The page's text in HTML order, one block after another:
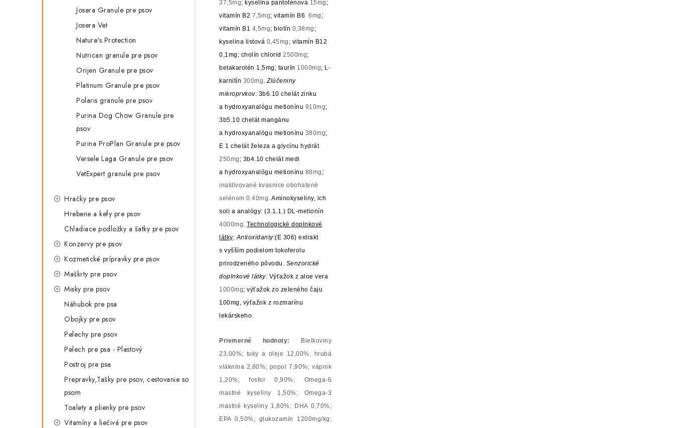
Josera Granule pre psov
Josera Vet
Nature's Protection
Nutrican granule pre psov
Orijen Granule pre psov
Platinum Granule pre psov
Polaris granule pre psov
Purina Dog Chow Granule pre
psov
Purina ProPlan Granule pre psov
Versele Laga Granule pre psov
VetExpert granule pre psov
Hračky pre psov
Hrebene a kefy pre psov
Chladiace podložky a šatky pre psov
Konzervy pre psov
Kozmetické prípravky pre psov
Maškrty pre psov
Misky pre psov
Náhubok pre psa
Obojky pre psov
Pelechy pre psov
Pelech pre psa - Plastový
Postroj pre psa
Prepravky,Tašky pre psov, cestovanie so
psom
Toalety a plienky pre psov
Vitamíny a liečivá pre psov
37,5mg; kyselina pantoténová 15mg ;
vitamín B2 7,5mg; vitamín B6 6mg ;
vitamín B1 4,5mg; biotín 0,38mg ;
kyselina listová 0,45mg ; vitamín B12
0,1mg; cholín chlorid 2500mg;
betakarotén 1,5mg; taurín 1000mg; L-
karnitín 300mg.Zlúčeniny
mikroprvkov: 3b6.10 chelát zinku
a hydroxyanalógu metionínu 910mg;
3b5.10 chelát mangánu
a hydroxyanalógu metionínu 380mg;
E 1 chelát železa a glycínu hydrát
250mg ; 3b4.10 chelát medi
a hydroxyanalógu metionínu 88mg ;
inaktivované kvasnice obohatené
selénom 0.40mg. Aminokyseliny, ich
soli a analógy: (3.1.1.) DL-metionín
4000mg. Technologické doplnkové
látky:Antioxidanty:(E 306) extrakt
s vyšším podielom tokoferolu
prirodzeného pôvodu. Senzorické
doplnkové látky: Výťažok z aloe vera
1000mg; výťažok zo zeleného čaju
100mg, výťažok z rozmarínu
lekárskeho.
Priemerné hodnoty:
Bielkoviny
23,00%; tuky a oleje 12,00%; hrubá
vláknina 2,80%; popol 7,90%; vápnik
1,20%; fosfor 0,90%; Omega-6
mastné kyseliny 1,50%; Omega-3
mastné kyseliny 1,80%; DHA 0,70%;
EPA 0,50%; glukozamín 1200mg/kg;